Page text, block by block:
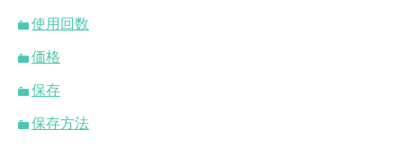
使用回数
価格
保存
保存方法